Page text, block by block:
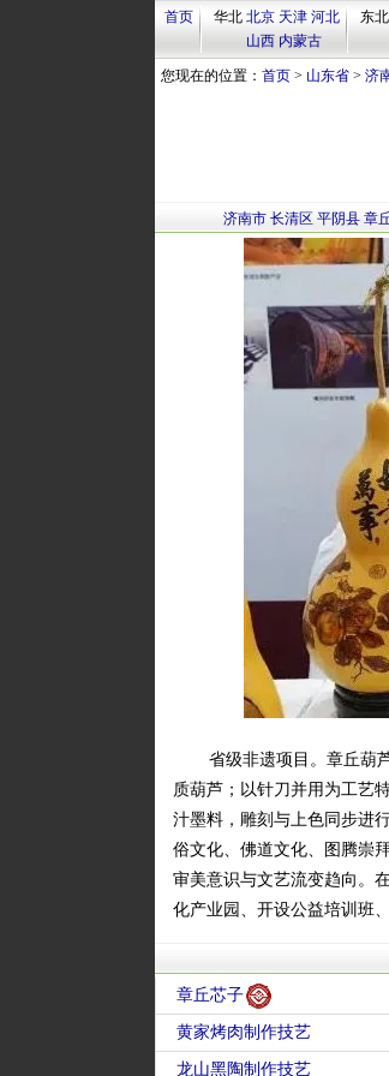
首页 华北 北京 天津 河北
山西 内蒙古
东北
您现在的位置： 首页> 山东省> 济
济南市 长清区 平阴县 章
省级非遗项目。章丘葫
质葫芦；以针刀并用为工艺
汁墨料，雕刻与上色同步进
俗文化、佛道文化、图腾崇
审美意识与文艺流变趋向。
化产业园、开设公益培训班
章丘芯子
黄家烤肉制作技艺
龙山黑陶制作技艺